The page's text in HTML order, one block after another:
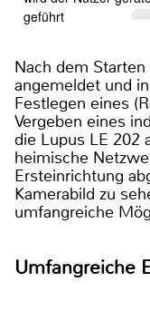
geführt
Nach dem
angemeldet und
Festlegen eines
Vergeben eines
die Lupus LE 202
heimische
Ersteinrichtung
Kamerabild zu
umfangreiche
Umfangreiche